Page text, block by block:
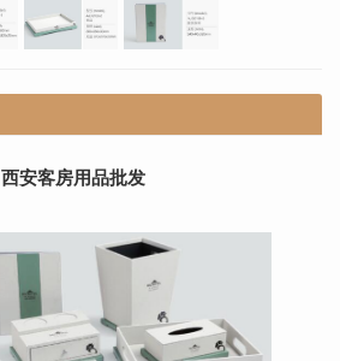
西安客房用品批发